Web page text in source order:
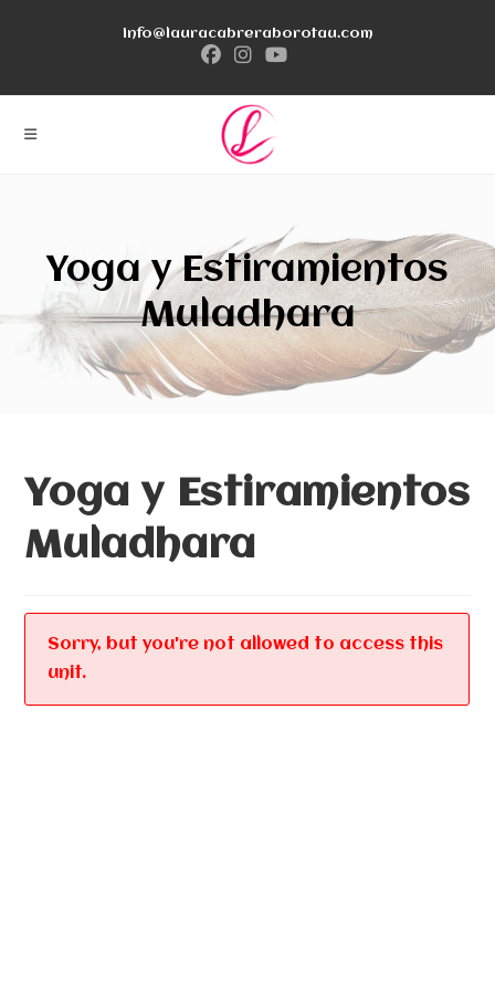
info@lauracabreraborotau.com
Yoga y Estiramientos
Muladhara
Yoga y Estiramientos
Muladhara
Sorry, but you're not allowed to access this
unit.